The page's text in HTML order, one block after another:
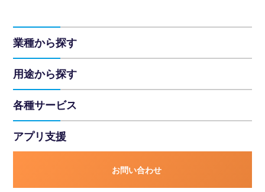
業種から探す
用途から探す
各種サービス
アプリ支援
お問い合わせ